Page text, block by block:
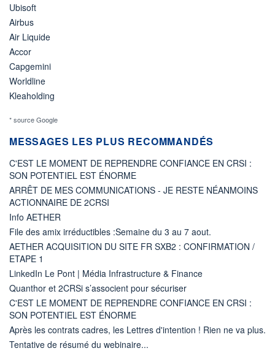
Ubisoft
Airbus
Air Liquide
Accor
Capgemini
Worldline
Kleaholding
* source Google
MESSAGES LES PLUS RECOMMANDÉS
C'EST LE MOMENT DE REPRENDRE CONFIANCE EN CRSI :
SON POTENTIEL EST ÉNORME
ARRÊT DE MES COMMUNICATIONS - JE RESTE NÉANMOINS
ACTIONNAIRE DE 2CRSI
Info AETHER
File des amix irréductibles :Semaine du 3 au 7 aout.
AETHER ACQUISITION DU SITE FR SXB2 : CONFIRMATION /
ETAPE 1
LinkedIn Le Pont | Média Infrastructure & Finance
Quanthor et 2CRSi s’associent pour sécuriser
C'EST LE MOMENT DE REPRENDRE CONFIANCE EN CRSI :
SON POTENTIEL EST ÉNORME
Après les contrats cadres, les Lettres d'intention ! Rien ne va plus.
Tentative de résumé du webinaire...